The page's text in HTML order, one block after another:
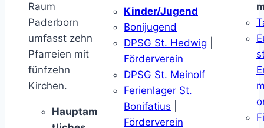
Raum
Paderborn
umfasst zehn
Pfarreien mit
fünfzehn
Kirchen.
Hauptam
Kinder/Jugend
Bonijugend
DPSG St. Hedwig
Förderverein
DPSG St. Meinolf
Ferienlager St.
Bonifatius
Förderverein